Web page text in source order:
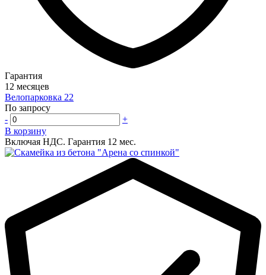
Гарантия
12 месяцев
Велопарковка 22
По запросу
-
+
В корзину
Включая НДС. Гарантия 12 мес.